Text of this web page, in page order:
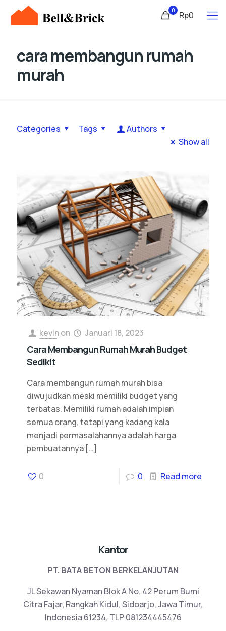
0 Rp0
cara membangun rumah
murah
Categories Tags
Authors
Show all
kevinon Januari 18, 2023
Cara Membangun Rumah Murah Budget
Sedikit
Cara membangun rumah murah bisa
diwujudkan meski memiliki budget yang
terbatas. Memiliki rumah adalah impian
semua orang, tetapi yang kadang kala
menjadi permasalahannya adalah harga
pembuatannya […]
0 0 Read more
Kantor
PT. BATA BETON BERKELANJUTAN
JL Sekawan Nyaman Blok A No. 42 Perum Bumi
Citra Fajar, Rangkah Kidul, Sidoarjo, Jawa Timur,
Indonesia 61234, TLP 081234445476